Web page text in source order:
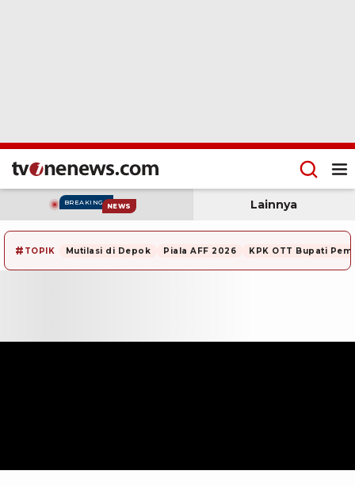
BREAKING NEWS Lainnya
# TOPIK Mutilasi di Depok Piala AFF 2026 KPK OTT Bupati